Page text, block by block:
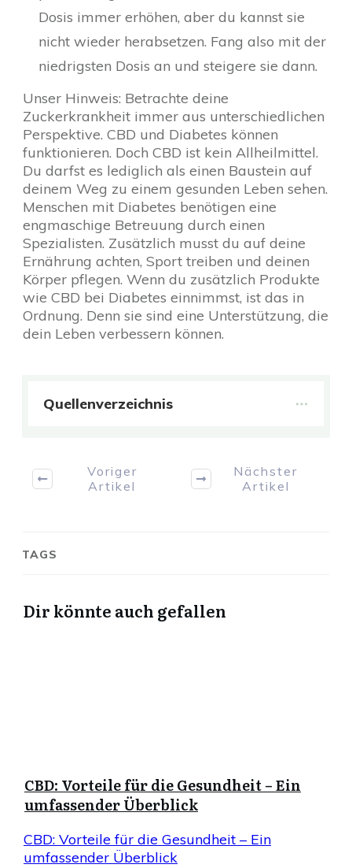
Dosis immer erhöhen, aber du kannst sie
nicht wieder herabsetzen. Fang also mit der
niedrigsten Dosis an und steigere sie dann.
Unser Hinweis: Betrachte deine
Zuckerkrankheit immer aus unterschiedlichen
Perspektive. CBD und Diabetes können
funktionieren. Doch CBD ist kein Allheilmittel.
Du darfst es lediglich als einen Baustein auf
deinem Weg zu einem gesunden Leben sehen.
Menschen mit Diabetes benötigen eine
engmaschige Betreuung durch einen
Spezialisten. Zusätzlich musst du auf deine
Ernährung achten, Sport treiben und deinen
Körper pflegen. Wenn du zusätzlich Produkte
wie CBD bei Diabetes einnimmst, ist das in
Ordnung. Denn sie sind eine Unterstützung, die
dein Leben verbessern können.
Quellenverzeichnis
Voriger
Artikel
Nächster
Artikel
TAGS
Dir könnte auch gefallen
CBD: Vorteile für die Gesundheit – Ein
umfassender Überblick
CBD: Vorteile für die Gesundheit – Ein
umfassender Überblick